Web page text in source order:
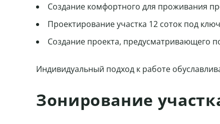
Создание комфортного для проживания
Проектирование участка 12 соток под
Создание проекта, предусматривающего
Индивидуальный подход к работе
Зонирование